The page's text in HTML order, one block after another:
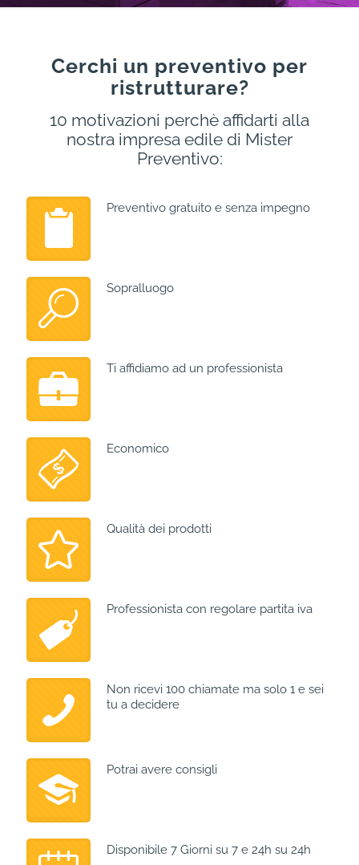
Cerchi un preventivo per
ristrutturare?
10 motivazioni perchè affidarti alla
nostra impresa edile di Mister
Preventivo:
Preventivo gratuito e senza impegno
Sopralluogo
Ti affidiamo ad un professionista
Economico
Qualità dei prodotti
Professionista con regolare partita iva
Non ricevi 100 chiamate ma solo 1 e sei
tu a decidere
Potrai avere consigli
Disponibile 7 Giorni su 7 e 24h su 24h